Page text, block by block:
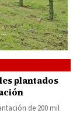
plantados
de 200 mil